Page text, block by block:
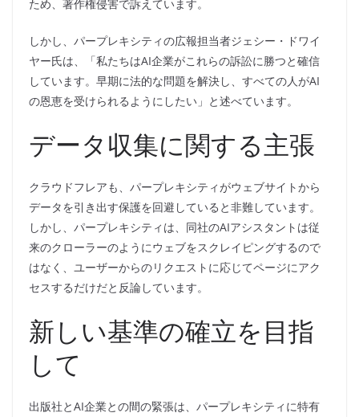
ため、著作権侵害で訴えています。
しかし、パープレキシティの広報担当者ジェシー・ドワイ
ヤー氏は、「私たちはAI企業がこれらの訴訟に勝つと確信
しています。早期に法的な問題を解決し、すべての人がAI
の恩恵を受けられるようにしたい」と述べています。
データ収集に関する主張
クラウドフレアも、パープレキシティがウェブサイトから
データを引き出す保護を回避していると非難しています。
しかし、パープレキシティは、同社のAIアシスタントは従
来のクローラーのようにウェブをスクレイピングするので
はなく、ユーザーからのリクエストに応じてページにアク
セスするだけだと反論しています。
新しい基準の確立を目指
して
出版社とAI企業との間の緊張は、パープレキシティに特有